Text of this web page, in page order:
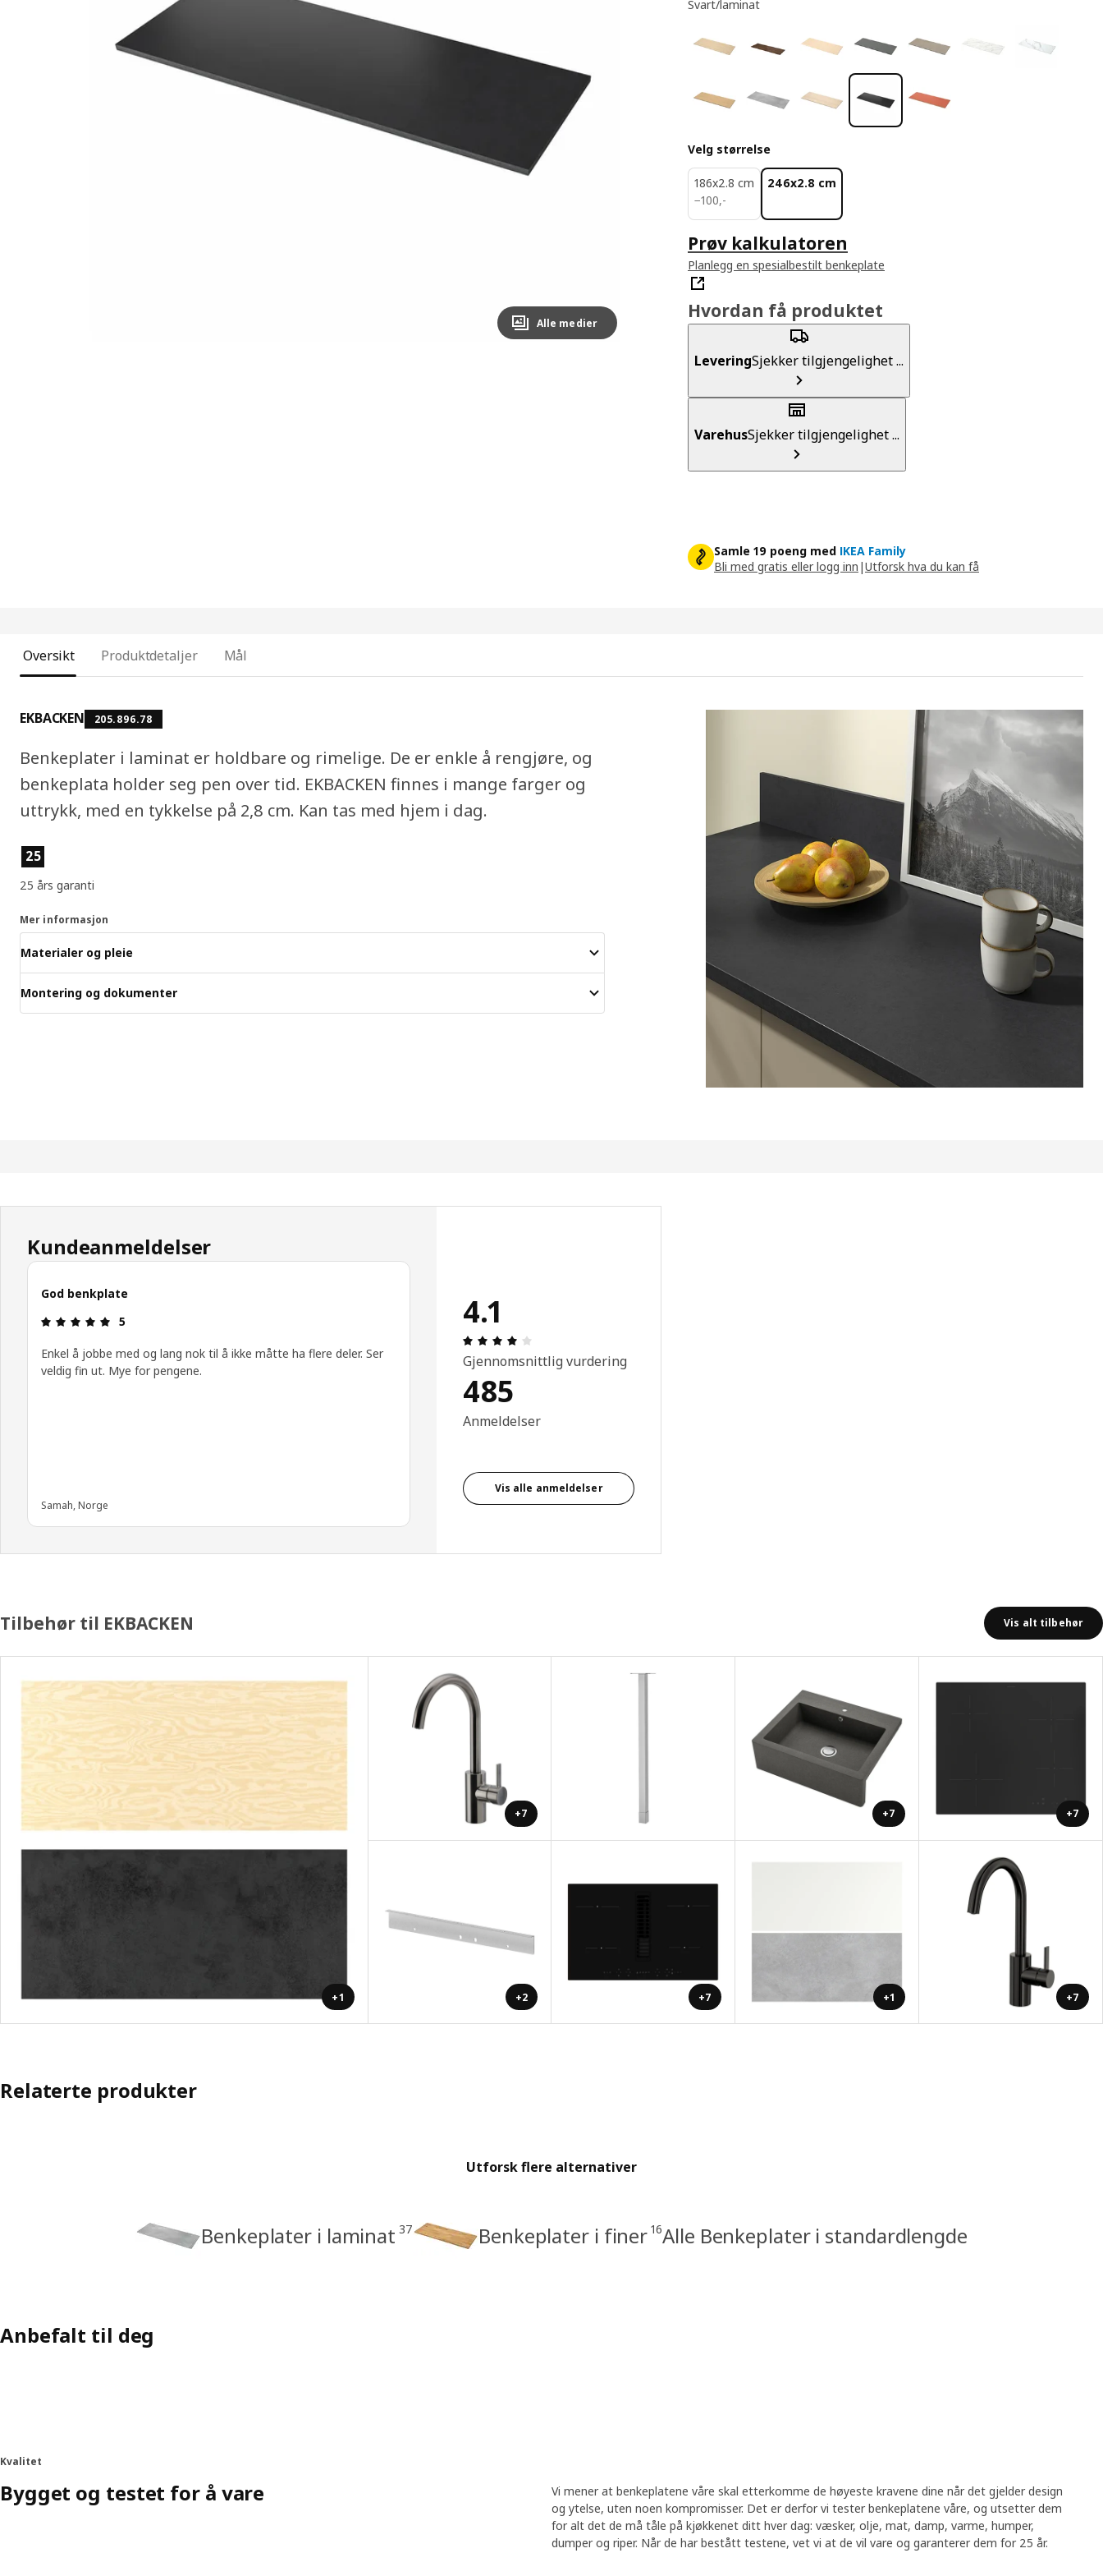
Image zoomed out, normal view
Alle medier
Svart/laminat
Velg størrelse
186x2.8 cm
−100,-
100,-
246x2.8 cm
Prøv kalkulatoren
Planlegg en spesialbestilt benkeplate
Hvordan få produktet
LeveringSjekker tilgjengelighet ...
VarehusSjekker tilgjengelighet ...
Samle 19 poeng med IKEA Family
Bli med gratis eller logg inn |Utforsk hva du kan få
Oversikt Produktdetaljer Mål
EKBACKEN 205.896.78
Benkeplater i laminat er holdbare og rimelige. De er enkle å rengjøre, og
benkeplata holder seg pen over tid. EKBACKEN finnes i mange farger og
uttrykk, med en tykkelse på 2,8 cm. Kan tas med hjem i dag.
Produktfunksjoner
25
25 års garanti
Mer informasjon
Materialer og pleie
Montering og dokumenter
Kundeanmeldelser
God benkplate
Produktomtale: 5 ingen kundevurdering 5 stjerner.
5
Enkel å jobbe med og lang nok til å ikke måtte ha flere deler. Ser
veldig fin ut. Mye for pengene.
Samah, Norge
4.1
Gjennomsnittlig vurdering
485
Anmeldelser
Vis alle anmeldelser
Tilbehør til EKBACKEN Vis alt tilbehør
+1
+7 +7 +7
+2 +7 +1 +7
Relaterte produkter
Utforsk flere alternativer
Benkeplater i laminat 37 Benkeplater i finer 16Alle Benkeplater i standardlengde
Anbefalt til deg
Kvalitet
Bygget og testet for å vare
Vi mener at benkeplatene våre skal etterkomme de høyeste kravene dine når det gjelder design
og ytelse, uten noen kompromisser. Det er derfor vi tester benkeplatene våre, og utsetter dem
for alt det de må tåle på kjøkkenet ditt hver dag: væsker, olje, mat, damp, varme, humper,
dumper og riper. Når de har bestått testene, vet vi at de vil vare og garanterer dem for 25 år.